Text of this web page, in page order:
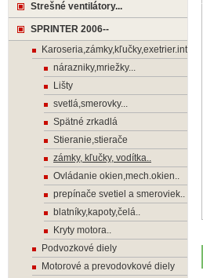
Strešné ventilátory...
SPRINTER 2006--
Karoseria,zámky,kľučky,exetrier.interier
nárazniky,mriežky...
Lišty
svetlá,smerovky...
Spätné zrkadlá
Stieranie,stierače
zámky, kľučky, vodítka..
Ovládanie okien,mech.okien..
prepínače svetiel a smeroviek..
blatníky,kapoty,čelá..
Kryty motora..
Podvozkové diely
Motorové a prevodovkové diely